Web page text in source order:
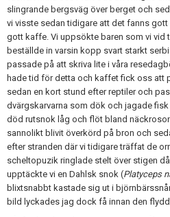
slingrande bergsväg över berget och
vi visste sedan tidigare att det fanns
gott kaffe. Vi uppsökte baren som vi vid
beställde in varsin kopp svart starkt
passade på att skriva lite i våra
hade tid för detta och kaffet fick oss att
sedan en kort stund efter reptiler och
dvärgskarvarna som dök och jagade
död rutsnok låg och flöt bland
sannolikt blivit överkörd på bron och
efter stranden där vi tidigare träffat de
scheltopuzik ringlade stelt över stigen
upptäckte vi en Dahlsk snok (Platyceps
blixtsnabbt kastade sig ut i
bild lyckades jag dock få innan den